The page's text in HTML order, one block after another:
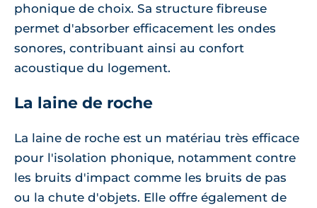
phonique de choix. Sa structure fibreuse
permet d'absorber efficacement les ondes
sonores, contribuant ainsi au confort
acoustique du logement.
La laine de roche
La laine de roche est un matériau très efficace
pour l'isolation phonique, notamment contre
les bruits d'impact comme les bruits de pas
ou la chute d'objets. Elle offre également de